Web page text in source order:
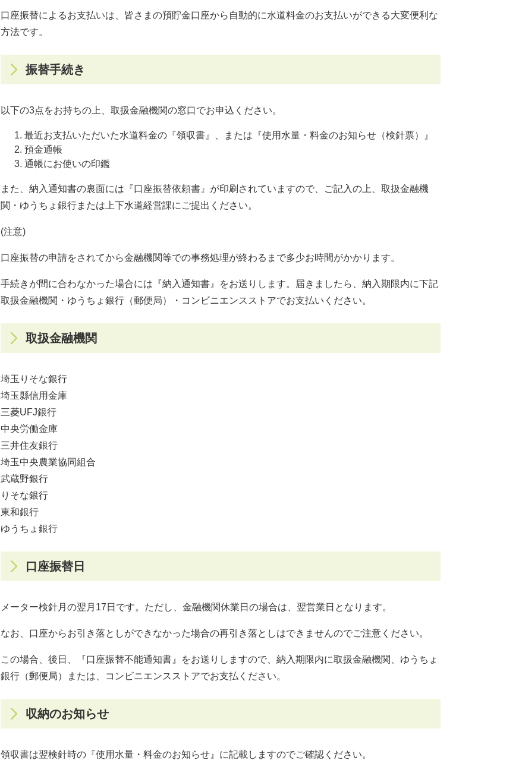
口座振替によるお支払いは、皆さまの預貯金口座から自動的に水道料金のお支払いができる大変便利な
方法です。
振替手続き
以下の3点をお持ちの上、取扱金融機関の窓口でお申込ください。
最近お支払いただいた水道料金の『領収書』、または『使用水量・料金のお知らせ（検針票）』
預金通帳
通帳にお使いの印鑑
また、納入通知書の裏面には『口座振替依頼書』が印刷されていますので、ご記入の上、取扱金融機
関・ゆうちょ銀行または上下水道経営課にご提出ください。
(注意)
口座振替の申請をされてから金融機関等での事務処理が終わるまで多少お時間がかかります。
手続きが間に合わなかった場合には『納入通知書』をお送りします。届きましたら、納入期限内に下記
取扱金融機関・ゆうちょ銀行（郵便局）・コンビニエンスストアでお支払いください。
取扱金融機関
埼玉りそな銀行
埼玉縣信用金庫
三菱UFJ銀行
中央労働金庫
三井住友銀行
埼玉中央農業協同組合
武蔵野銀行
りそな銀行
東和銀行
ゆうちょ銀行
口座振替日
メーター検針月の翌月17日です。ただし、金融機関休業日の場合は、翌営業日となります。
なお、口座からお引き落としができなかった場合の再引き落としはできませんのでご注意ください。
この場合、後日、『口座振替不能通知書』をお送りしますので、納入期限内に取扱金融機関、ゆうちょ
銀行（郵便局）または、コンビニエンスストアでお支払ください。
収納のお知らせ
領収書は翌検針時の『使用水量・料金のお知らせ』に記載しますのでご確認ください。